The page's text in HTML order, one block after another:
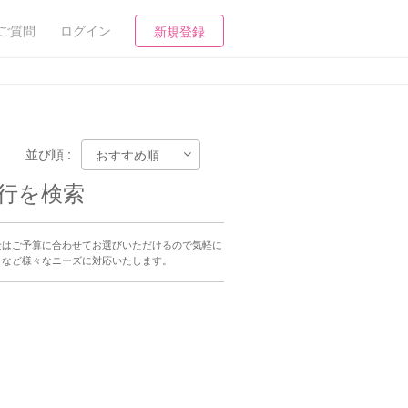
質問 ログイン 新規登録
並び順 :
を検索
ご予算に合わせてお選びいただけるので気軽に
ど様々なニーズに対応いたします。